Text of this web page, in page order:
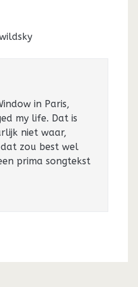
in Paris,
my life. Dat is
niet waar,
zou best wel
prima songtekst